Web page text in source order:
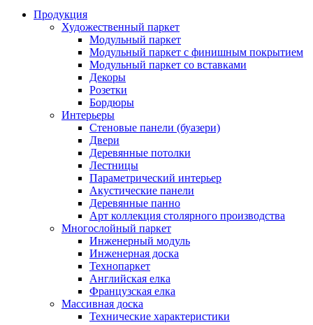
Продукция
Художественный паркет
Модульный паркет
Модульный паркет с финишным покрытием
Модульный паркет со вставками
Декоры
Розетки
Бордюры
Интерьеры
Стеновые панели (буазери)
Двери
Деревянные потолки
Лестницы
Параметрический интерьер
Акустические панели
Деревянные панно
Арт коллекция столярного производства
Многослойный паркет
Инженерный модуль
Инженерная доска
Технопаркет
Английская елка
Французская елка
Массивная доска
Технические характеристики